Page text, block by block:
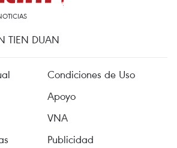
TIEN DUAN
Condiciones de Uso
Apoyo
VNA
Publicidad